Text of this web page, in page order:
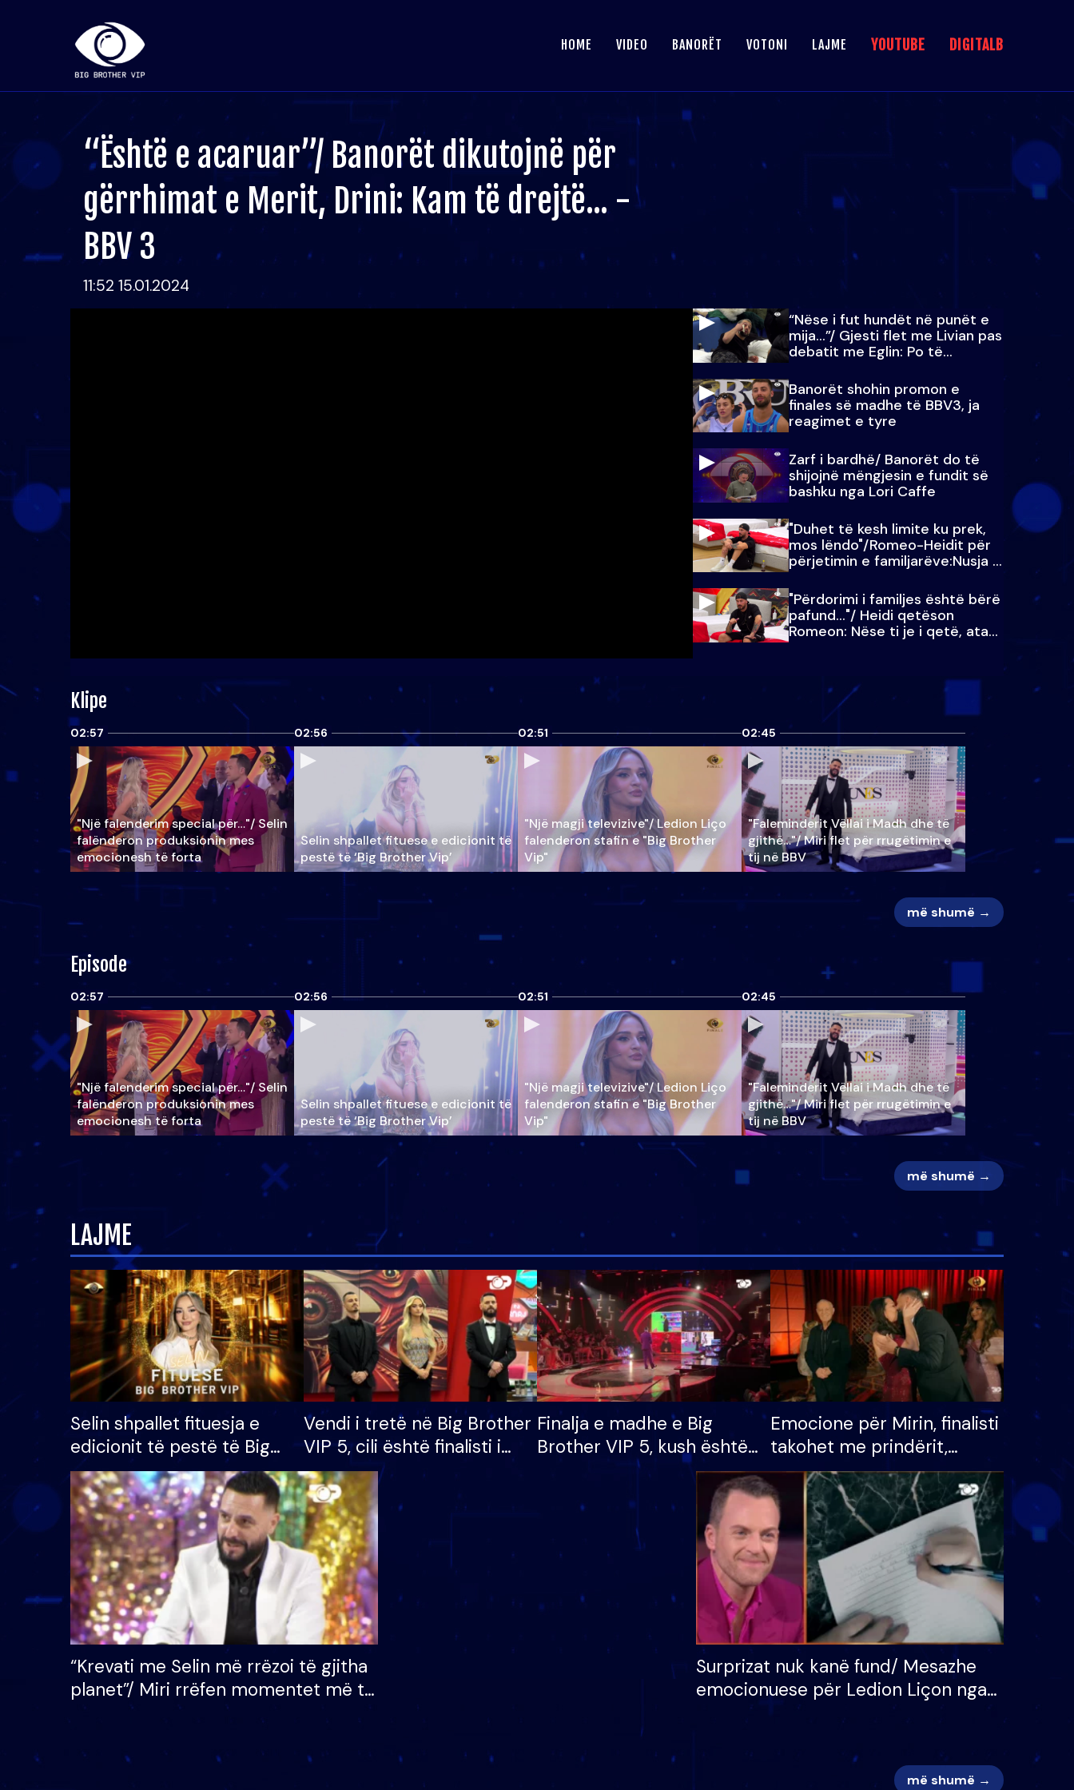
HOME VIDEO BANORËT VOTONI LAJME YOUTUBE DIGITALB
“Është e acaruar”/ Banorët dikutojnë për
gërrhimat e Merit, Drini: Kam të drejtë... -
BBV 3
11:52 15.01.2024
“Nëse i fut hundët në punët e
mija…”/ Gjesti flet me Livian pas
debatit me Eglin: Po të
paralajmëroj
Banorët shohin promon e
finales së madhe të BBV3, ja
reagimet e tyre
Zarf i bardhë/ Banorët do të
shijojnë mëngjesin e fundit së
bashku nga Lori Caffe
"Duhet të kesh limite ku prek,
mos lëndo"/Romeo-Heidit për
përjetimin e familjarëve:Nusja e
Julit…
"Përdorimi i familjes është bërë
pafund…"/ Heidi qetëson
Romeon: Nëse ti je i qetë, ata
qetësohen
Klipe
02:57
"Një falenderim special për…"/ Selin
falënderon produksionin mes
emocionesh të forta
02:56
Selin shpallet fituese e edicionit të
pestë të ‘Big Brother Vip’
02:51
"Një magji televizive"/ Ledion Liço
falenderon stafin e "Big Brother
Vip"
02:45
"Faleminderit Vëllai i Madh dhe të
gjithë…"/ Miri flet për rrugëtimin e
tij në BBV
më shumë →
Episode
02:57
"Një falenderim special për…"/ Selin
falënderon produksionin mes
emocionesh të forta
02:56
Selin shpallet fituese e edicionit të
pestë të ‘Big Brother Vip’
02:51
"Një magji televizive"/ Ledion Liço
falenderon stafin e "Big Brother
Vip"
02:45
"Faleminderit Vëllai i Madh dhe të
gjithë…"/ Miri flet për rrugëtimin e
tij në BBV
më shumë →
LAJME
Selin shpallet fituesja e
edicionit të pestë të Big
Brother VIP, rrëmben
çmimin e madh prej 100
mijë eurosh
Vendi i tretë në Big Brother
VIP 5, cili është finalisti i
radhës që lë shtëpinë
Finalja e madhe e Big
Brother VIP 5, kush është
banori i parë që lë shtëpinë
dhe humb mundësinë për
të fituar çmimin e madh
Emocione për Mirin, finalisti
takohet me prindërit,
vajzën dhe bashkëshorten:
S’kemi ndonjë letër divorci
apo jo?
“Krevati me Selin më rrëzoi të gjitha
planet”/ Miri rrëfen momentet më të
bukura në shtëpinë e BB VIP: Do më
Surprizat nuk kanë fund/ Mesazhe
emocionuese për Ledion Liçon nga
nëna dhe fëmijët e tij, moderatori
më shumë →